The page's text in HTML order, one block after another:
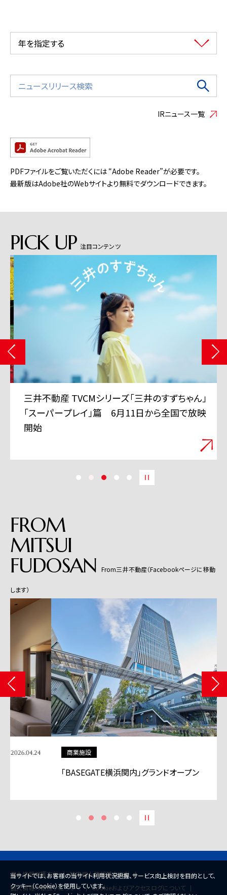
年を指定する
IRニュース一覧
PDFファイルをご覧いただくには “Adobe Reader”が必要です。
最新版はAdobe社のWebサイトより無料でダウンロードできます。
PICK UP 注目コンテンツ
三井不動産 TVCMシリーズ「三井のすずちゃん」
「スーパープレイ」篇 6月11日から全国で放映
開始
FROM
MITSUI
FUDOSAN From三井不動産（Facebookページに移動
します）
商業施設
「BASEGATE横浜関内」グランドオープン
個人情報保護方針
特定個人情報基本方針
個人情報の取扱いについて
Cookieおよびアクセスログについて
当サイトでは、お客様の当サイト利用状況把握、サービス向上検討を目的として、
クッキー（Cookie）を使用しています。